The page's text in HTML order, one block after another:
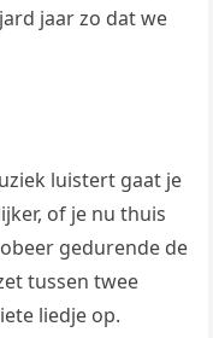
jaar zo dat we
luistert gaat je
of je nu thuis
gedurende de
tussen twee
liedje op.